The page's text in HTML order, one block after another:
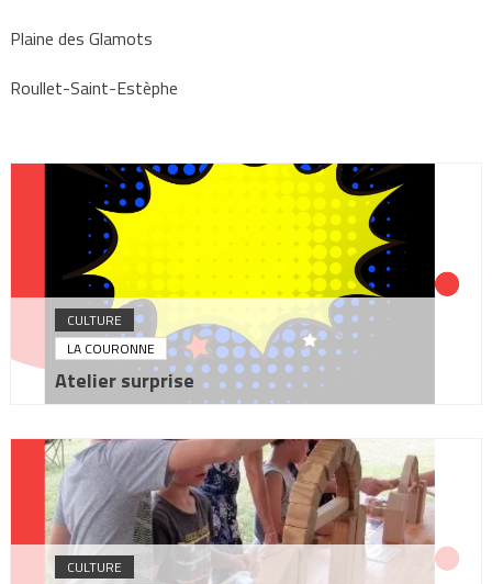
Plaine des Glamots
Roullet-Saint-Estèphe
CULTURE
LA COURONNE
Atelier surprise
CULTURE